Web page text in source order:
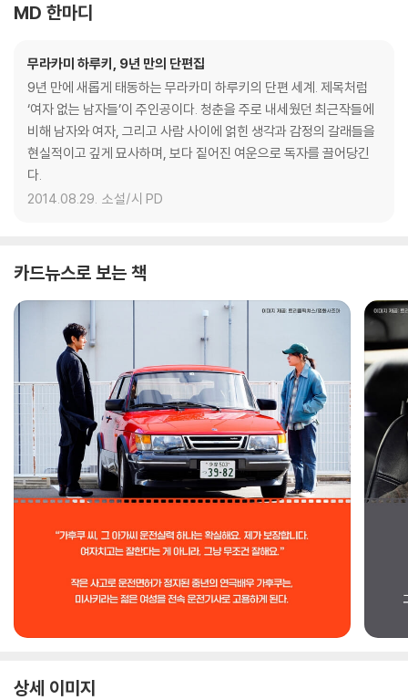
MD 한마디
무라카미 하루키, 9년 만의 단편집
9년 만에 새롭게 태동하는 무라카미 하루키의 단편 세계. 제목처럼
‘여자 없는 남자들’이 주인공이다. 청춘을 주로 내세웠던 최근작들에
비해 남자와 여자, 그리고 사람 사이에 얽힌 생각과 감정의 갈래들을
현실적이고 깊게 묘사하며, 보다 짙어진 여운으로 독자를 끌어당긴
다.
2014.08.29. 소설/시 PD
카드뉴스로 보는 책
상세 이미지